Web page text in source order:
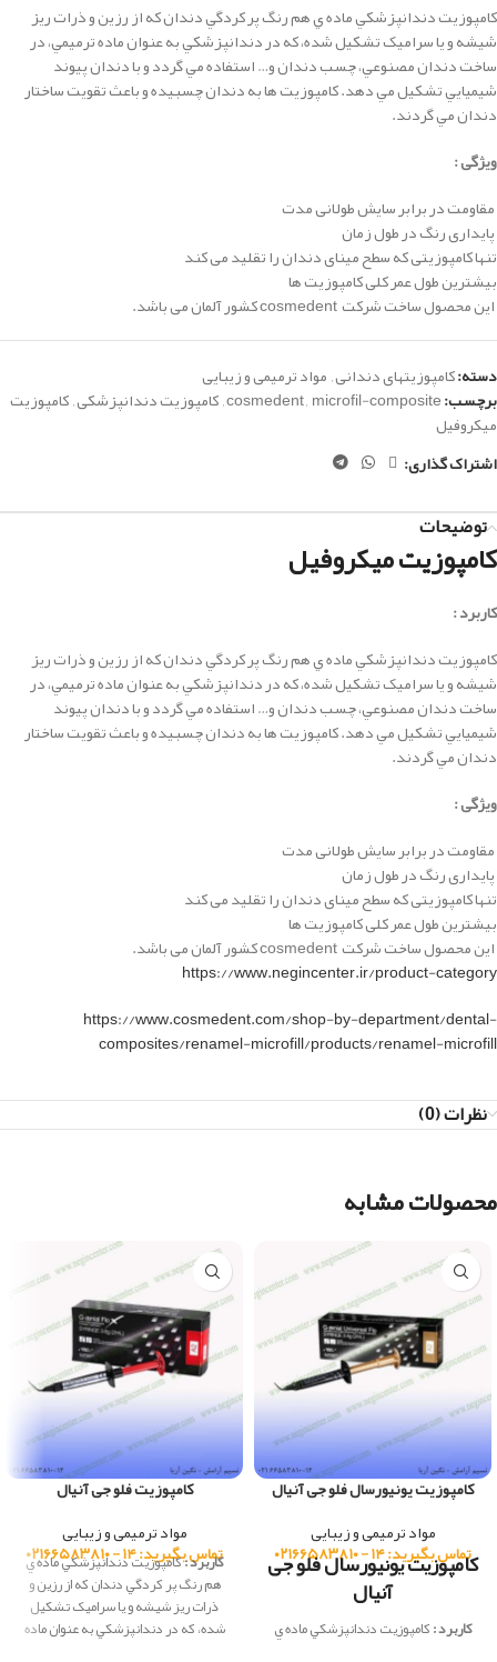
كامپوزيت دندانپزشكي ماده ي هم رنگ پر کردگي دندان که از رزين و ذرات ريز
شيشه و يا سراميک تشکيل شده، كه در دندانپزشكي به عنوان ماده ترميمي، در
ساخت دندان مصنوعي، چسب دندان و… استفاده مي گردد و با دندان پيوند
شيميايي تشکيل مي دهد. كامپوزيت ها به دندان چسبيده و باعث تقويت ساختار
دندان مي گردند.
ویژگی :
مقاومت در برابر سایش طولانی مدت
پایداری رنگ در طول زمان
تنها کامپوزیتی که سطح مینای دندان را تقلید می کند
بیشترین طول عمر کلی کامپوزیت ها
این محصول ساخت شرکت cosmedent کشور آلمان می باشد.
دسته:کامپوزیتهای دندانی,مواد ترمیمی و زیبایی
برچسب: cosmedent,microfil-composite
,کامپوزیت دندانپزشکی,کامپوزیت
میکروفیل
اشتراک گذاری:
توضیحات
کامپوزیت میکروفیل
کاربرد :
كامپوزيت دندانپزشكي ماده ي هم رنگ پر کردگي دندان که از رزين و ذرات ريز
شيشه و يا سراميک تشکيل شده، كه در دندانپزشكي به عنوان ماده ترميمي، در
ساخت دندان مصنوعي، چسب دندان و… استفاده مي گردد و با دندان پيوند
شيميايي تشکيل مي دهد. كامپوزيت ها به دندان چسبيده و باعث تقويت ساختار
دندان مي گردند.
ویژگی :
مقاومت در برابر سایش طولانی مدت
پایداری رنگ در طول زمان
تنها کامپوزیتی که سطح مینای دندان را تقلید می کند
بیشترین طول عمر کلی کامپوزیت ها
این محصول ساخت شرکت cosmedent کشور آلمان می باشد.
https://www.negincenter.ir/product-category
https://www.cosmedent.com/shop-by-department/dental-
composites/renamel-microfill/products/renamel-microfill
نظرات (0)
محصولات مشابه
کامپوزیت یونیورسال فلو جی آنیال
مواد ترمیمی و زیبایی
تماس بگیرید: ۱۴ - ۰۲۱۶۶۵۸۳۸۱۰
کامپوزیت یونیورسال فلو جی
آنیال
کاربرد :كامپوزيت دندانپزشكي ماده ي
کامپوزیت فلو جی آنیال
مواد ترمیمی و زیبایی
تماس بگیرید: ۱۴ - ۰۲۱۶۶۵۸۳۸۱۰
کاربرد :كامپوزيت دندانپزشكي ماده ي
هم رنگ پر کردگي دندان که از رزين و
ذرات ريز شيشه و يا سراميک تشکيل
شده، كه در دندانپزشكي به عنوان ماده